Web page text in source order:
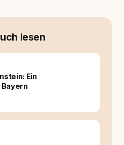
dort, wo Verständnis
nicht umgekehrt. Aus dieser
rundum.dog – ein
für
in Deutschland, Österreich
Meine Überzeugung:
mit Wissen. Wer seinen
bessere Entscheidungen –
das beiden guttut.
lesen
Ein